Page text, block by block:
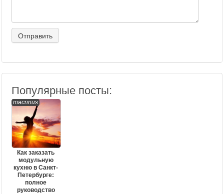
Популярные посты:
macrinus
Как заказать
модульную
кухню в Санкт-
Петербурге:
полное
руководство